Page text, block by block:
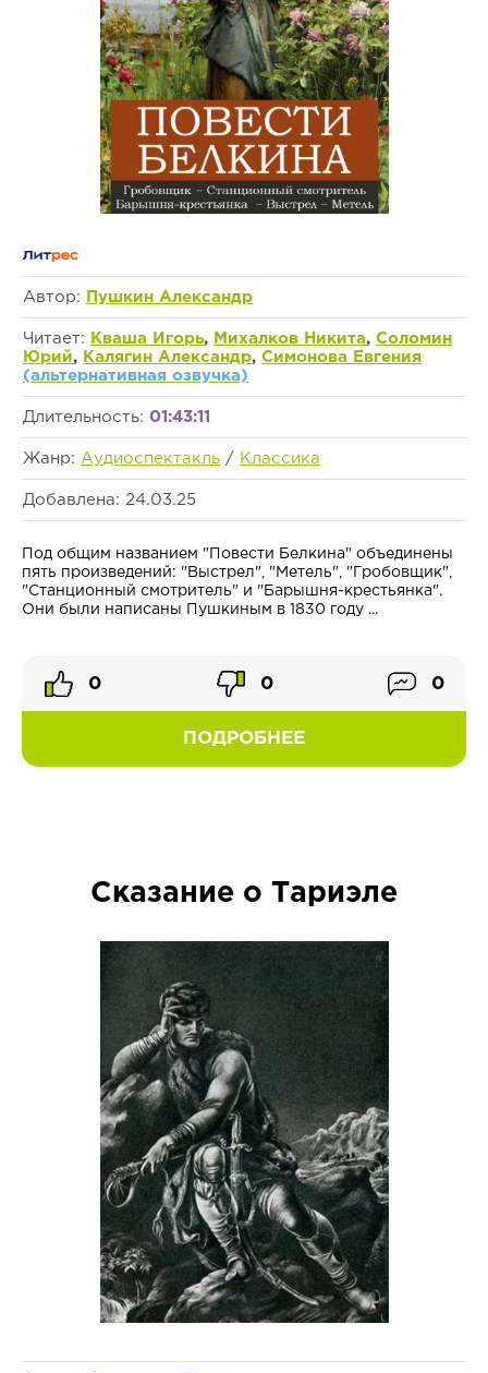
Автор: Пушкин Александр
Читает: Кваша Игорь, Михалков Никита, Соломин
Юрий, Калягин Александр, Симонова Евгения
(альтернативная озвучка)
Длительность: 01:43:11
Жанр: Аудиоспектакль / Классика
Добавлена: 24.03.25
Под общим названием "Повести Белкина" объединены
пять произведений: "Выстрел", "Метель", "Гробовщик",
"Станционный смотритель" и "Барышня-крестьянка".
Они были написаны Пушкиным в 1830 году ...
ПОДРОБНЕЕ
0 0 0
Сказание о Тариэле